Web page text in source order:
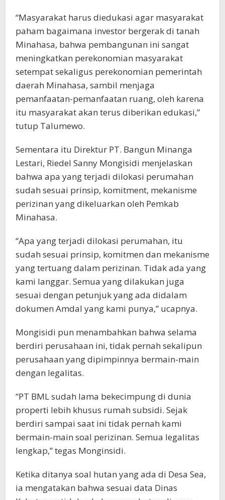
“Masyarakat harus diedukasi agar masyarakat
paham bagaimana investor bergerak di tanah
Minahasa, bahwa pembangunan ini sangat
meningkatkan perekonomian masyarakat
setempat sekaligus perekonomian pemerintah
daerah Minahasa, sambil menjaga
pemanfaatan-pemanfaatan ruang, oleh karena
itu masyarakat akan terus diberikan edukasi,”
tutup Talumewo.
Sementara itu Direktur PT. Bangun Minanga
Lestari, Riedel Sanny Mongisidi menjelaskan
bahwa apa yang terjadi dilokasi perumahan
sudah sesuai prinsip, komitment, mekanisme
perizinan yang dikeluarkan oleh Pemkab
Minahasa.
“Apa yang terjadi dilokasi perumahan, itu
sudah sesuai prinsip, komitmen dan mekanisme
yang tertuang dalam perizinan. Tidak ada yang
kami langgar. Semua yang dilakukan juga
sesuai dengan petunjuk yang ada didalam
dokumen Amdal yang kami punya,” ucapnya.
Mongisidi pun menambahkan bahwa selama
berdiri perusahaan ini, tidak pernah sekalipun
perusahaan yang dipimpinnya bermain-main
dengan legalitas.
“PT BML sudah lama bekecimpung di dunia
properti lebih khusus rumah subsidi. Sejak
berdiri sampai saat ini tidak pernah kami
bermain-main soal perizinan. Semua legalitas
lengkap,” tegas Monginsidi.
Ketika ditanya soal hutan yang ada di Desa Sea,
ia mengatakan bahwa sesuai data Dinas